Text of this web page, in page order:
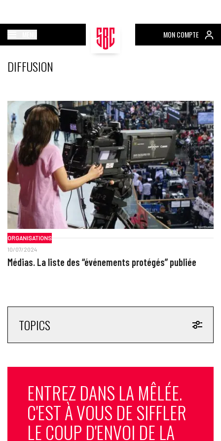
MON COMPTE
DIFFUSION
ORGANISATIONS
10/07/2024
Médias. La liste des “événements protégés” publiée
TOPICS
ENTREZ DANS LA MÊLÉE.
C'EST À VOUS DE SIFFLER
LE COUP D'ENVOI DE LA